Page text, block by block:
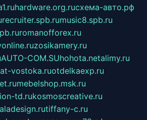
hardware.org.ruсхема-авто.рф
recruiter.spb.rumusic8.spb.ru
romanofforex.ru
zosikamery.ru
AUTO-COM.SUhohota.netalimy.ru
vostoka.ruotdelkaexp.ru
mebelshop.msk.ru
td.rukosmoscreative.ru
tiffany-c.ru